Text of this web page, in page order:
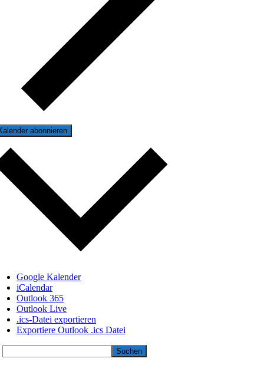
abonnieren
Google Kalender
iCalendar
Outlook 365
Outlook Live
.ics-Datei exportieren
Exportiere Outlook .ics Datei
Suchen